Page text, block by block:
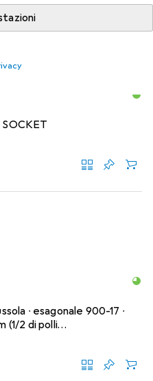
SOCKET
∙ esagonale 900-17 ∙
(1/2 di polli…